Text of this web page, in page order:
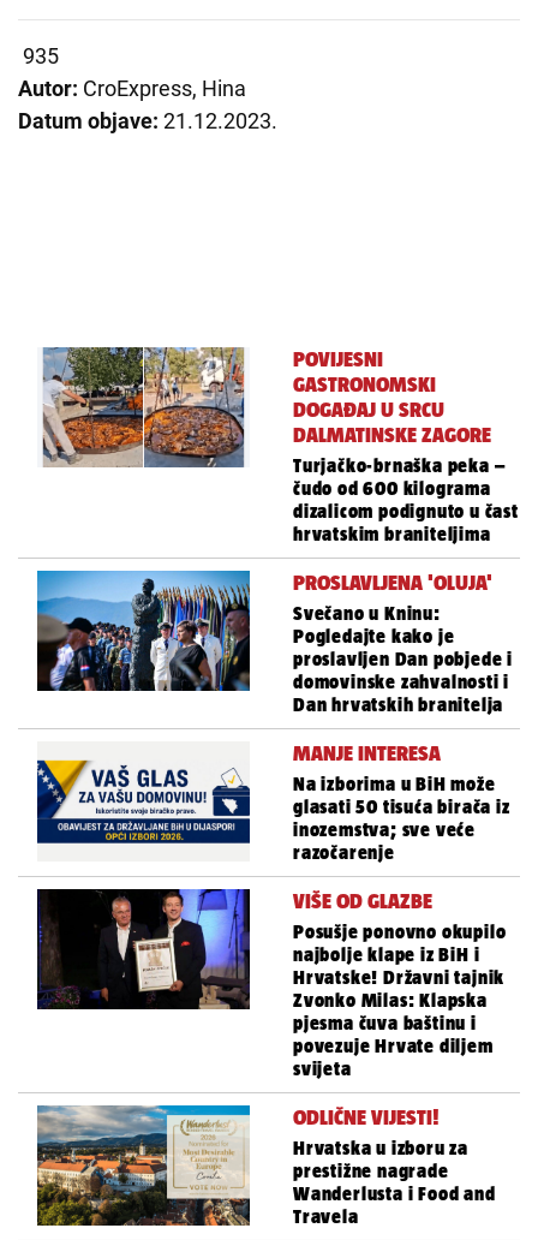
935
Autor: CroExpress, Hina
Datum objave: 21.12.2023.
POVIJESNI
GASTRONOMSKI
DOGAĐAJ U SRCU
DALMATINSKE ZAGORE
Turjačko-brnaška peka –
čudo od 600 kilograma
dizalicom podignuto u čast
hrvatskim braniteljima
PROSLAVLJENA 'OLUJA'
Svečano u Kninu:
Pogledajte kako je
proslavljen Dan pobjede i
domovinske zahvalnosti i
Dan hrvatskih branitelja
MANJE INTERESA
Na izborima u BiH može
glasati 50 tisuća birača iz
inozemstva; sve veće
razočarenje
VIŠE OD GLAZBE
Posušje ponovno okupilo
najbolje klape iz BiH i
Hrvatske! Državni tajnik
Zvonko Milas: Klapska
pjesma čuva baštinu i
povezuje Hrvate diljem
svijeta
ODLIČNE VIJESTI!
Hrvatska u izboru za
prestižne nagrade
Wanderlusta i Food and
Travela